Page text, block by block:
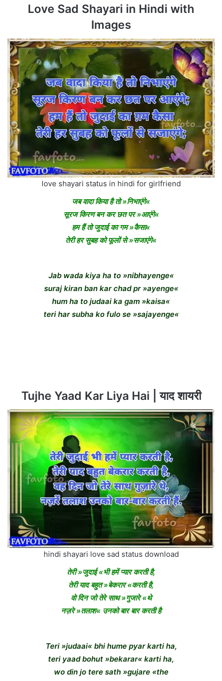
Love Sad Shayari in Hindi with
Images
love shayari status in hindi for girlfriend
जब वादा किया है तो »निभाएंगे«
सूरज किरण बन कर छत पर »आएंगे«
हम हैं तो जुदाई का गम »कैसा«
तेरी हर सुबह को फूलों से »सजाएंगे«
Jab wada kiya ha to »nibhayenge«
suraj kiran ban kar chad pr »ayenge«
hum ha to judaai ka gam »kaisa«
teri har subha ko fulo se »sajayenge«
Tujhe Yaad Kar Liya Hai | याद शायरी
hindi shayari love sad status download
तेरी »जुदाई «भी हमें प्यार करती है,
तेरी याद बहुत »बेकरार «करती है,
वो दिन जो तेरे साथ »गुजारे «थे
नज़रे »तलाश« उनको बार बार करती है
Teri »judaai« bhi hume pyar karti ha,
teri yaad bohut »bekarar« karti ha,
wo din jo tere sath »gujare «the